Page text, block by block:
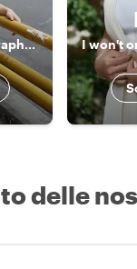
Dance, Art & Photography Enthusiast
delle